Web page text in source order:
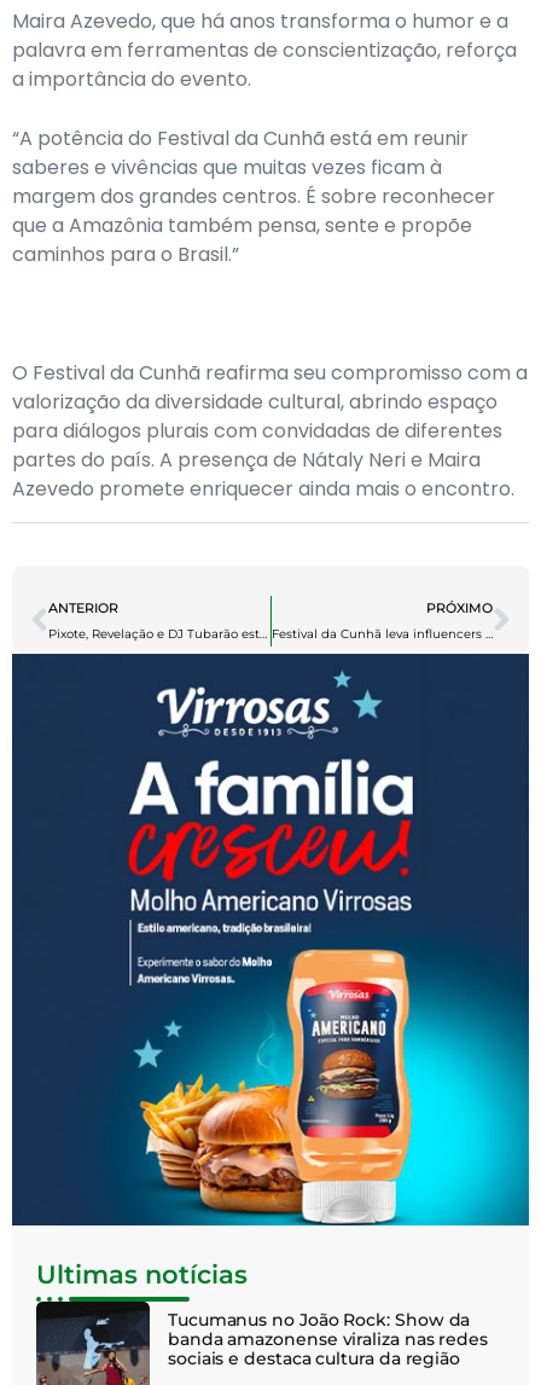
Maira Azevedo, que há anos transforma o humor e a
palavra em ferramentas de conscientização, reforça
a importância do evento.
“A potência do Festival da Cunhã está em reunir
saberes e vivências que muitas vezes ficam à
margem dos grandes centros. É sobre reconhecer
que a Amazônia também pensa, sente e propõe
caminhos para o Brasil.”
O Festival da Cunhã reafirma seu compromisso com a
valorização da diversidade cultural, abrindo espaço
para diálogos plurais com convidadas de diferentes
partes do país. A presença de Nátaly Neri e Maira
Azevedo promete enriquecer ainda mais o encontro.
ANTERIOR PRÓXIMO
Ultimas notícias
Tucumanus no João Rock: Show da
banda amazonense viraliza nas redes
sociais e destaca cultura da região